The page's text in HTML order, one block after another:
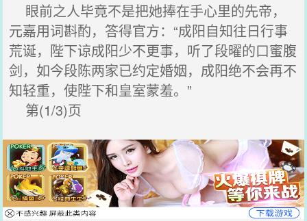
眼前之人毕竟不是把她捧在手心里的先帝，
元嘉用词斟酌，答得官方：“成阳自知往日行事
荒诞，陛下谅成阳少不更事，听了段曜的口蜜腹
剑，如今段陈两家已约定婚姻，成阳绝不会再不
知轻重，使陛下和皇室蒙羞。”
第(1/3)页